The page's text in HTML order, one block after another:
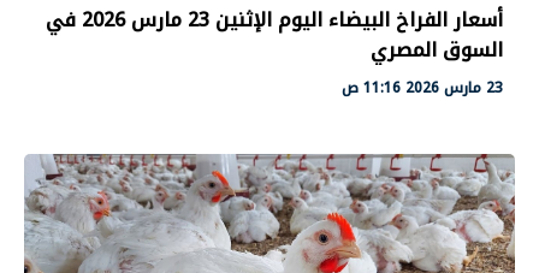
أسعار الفراخ البيضاء اليوم الإثنين 23 مارس 2026 في
السوق المصري
23 مارس 2026 11:16 ص